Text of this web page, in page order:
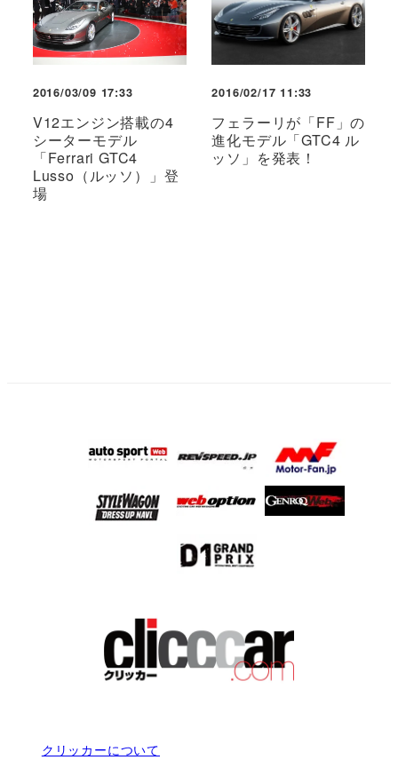
2016/03/09 17:33
V12エンジン搭載の4
シーターモデル
「Ferrari GTC4
Lusso（ルッソ）」登
場
2016/02/17 11:33
フェラーリが「FF」の
進化モデル「GTC4 ル
ッソ」を発表！
クリッカーについて